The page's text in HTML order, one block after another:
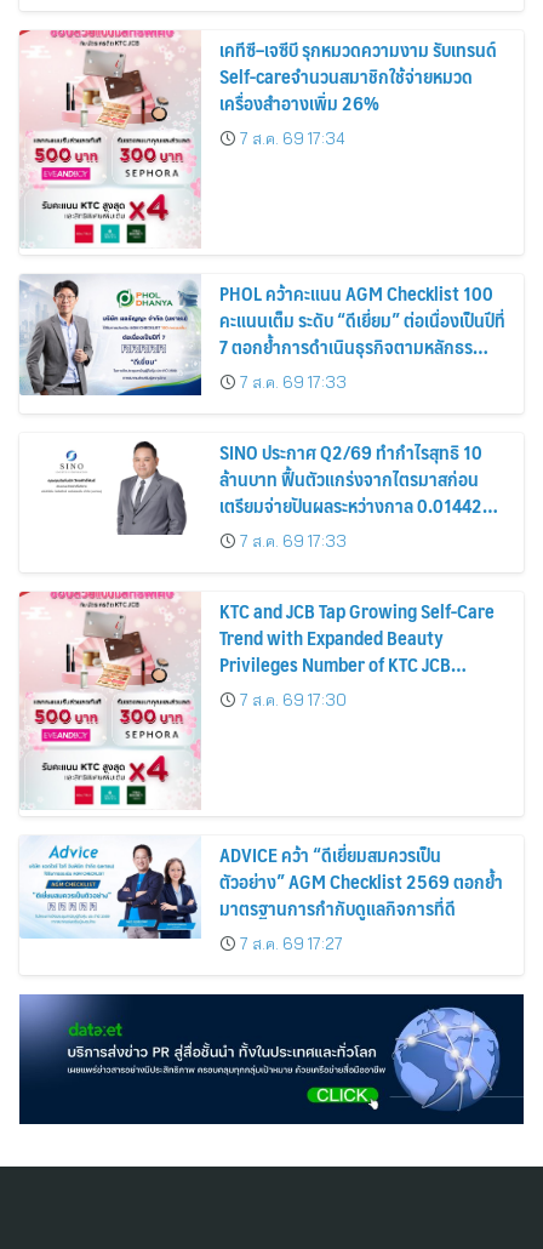
เคทีซี–เจซีบี รุกหมวดความงาม รับเทรนด์
Self-careจำนวนสมาชิกใช้จ่ายหมวด
เครื่องสำอางเพิ่ม 26%
7 ส.ค. 69 17:34
PHOL คว้าคะแนน AGM Checklist 100
คะแนนเต็ม ระดับ “ดีเยี่ยม” ต่อเนื่องเป็นปีที่
7 ตอกย้ำการดำเนินธุรกิจตามหลักธร
รมาภิบาล โปร่งใส สร้างความเชื่อมั่นผู้ถือ
หุ้น
7 ส.ค. 69 17:33
SINO ประกาศ Q2/69 ทำกำไรสุทธิ 10
ล้านบาท ฟื้นตัวแกร่งจากไตรมาสก่อน
เตรียมจ่ายปันผลระหว่างกาล 0.014423
บาทต่อหุ้น ครึ่งปีหลังมุ่งเติบโตต่อเนื่อง
7 ส.ค. 69 17:33
KTC and JCB Tap Growing Self-Care
Trend with Expanded Beauty
Privileges Number of KTC JCB
Cardmembers Spending on
Cosmetics Rises 26%
7 ส.ค. 69 17:30
ADVICE คว้า “ดีเยี่ยมสมควรเป็น
ตัวอย่าง” AGM Checklist 2569 ตอกย้ำ
มาตรฐานการกำกับดูแลกิจการที่ดี
7 ส.ค. 69 17:27